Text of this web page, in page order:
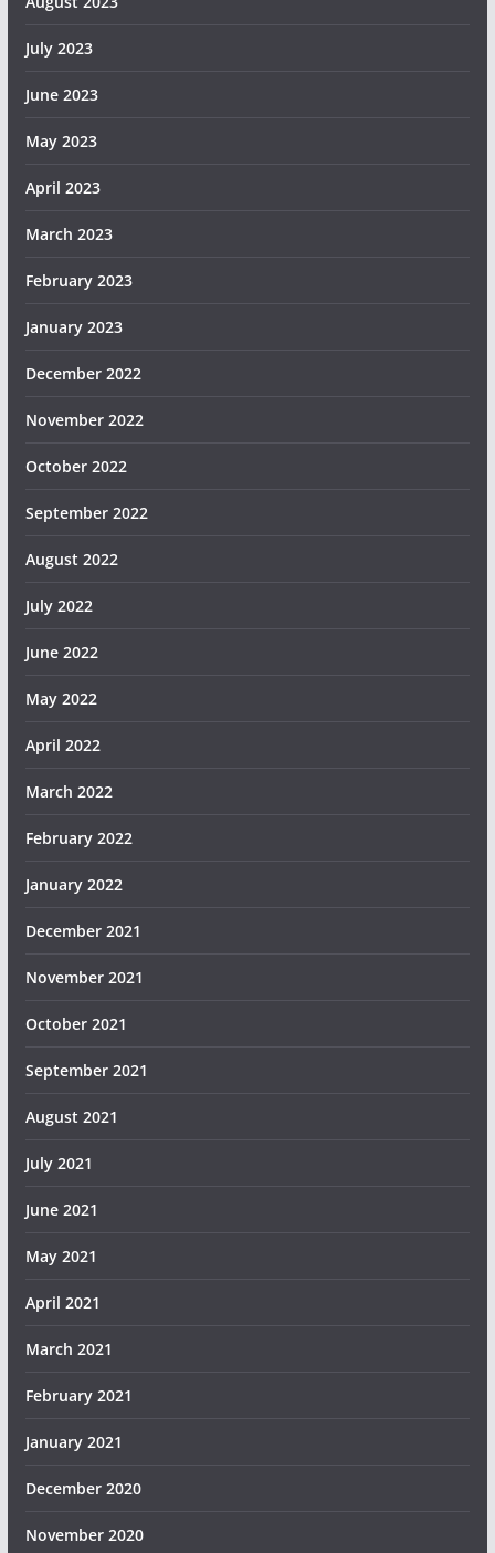
July 2023
June 2023
May 2023
April 2023
March 2023
February 2023
January 2023
December 2022
November 2022
October 2022
September 2022
August 2022
July 2022
June 2022
May 2022
April 2022
March 2022
February 2022
January 2022
December 2021
November 2021
October 2021
September 2021
August 2021
July 2021
June 2021
May 2021
April 2021
March 2021
February 2021
January 2021
December 2020
November 2020